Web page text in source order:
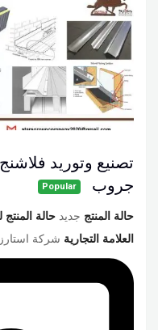
تصنيع وتوريد
جروب
Popular
حالة المنتج جديد حالة المنتج
العلامة التجارية شركة